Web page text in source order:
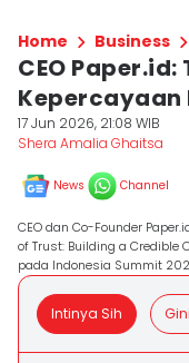
Home Business
CEO
Kepercayaan
17 Jun 2026, 21:08 WIB
Shera Amalia Ghaitsa
News Channel
CEO dan Co-Founder
of Trust: Building a Credible
pada Indonesia Summit
Intinya Sih